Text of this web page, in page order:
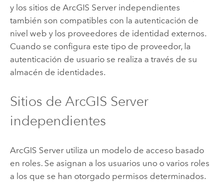
y los sitios de ArcGIS Serverindependientes
también son compatibles con la autenticación de
nivel web y los proveedores de identidad externos.
Cuando se configura este tipo de proveedor, la
autenticación de usuario se realiza a través de su
almacén de identidades.
Sitios de ArcGIS Server
independientes
ArcGIS Serverutiliza un modelo de acceso basado
en roles. Se asignan a los usuarios uno o varios roles
a los que se han otorgado permisos determinados.